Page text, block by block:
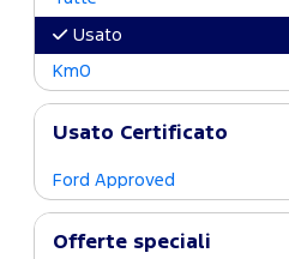
Usato
Km0
Usato Certificato
Ford Approved
Offerte speciali